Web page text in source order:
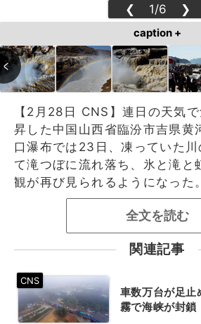
❮ 1/6 ❯
caption +
【2月28日 CNS】連日の天気
昇した中国山西省臨汾市吉県黄
口瀑布では23日、凍っていた川
て滝つぼに流れ落ち、氷と滝と
観が再び見られるようになった。
全文を読む
関連記事
車数万台が足止
霧で海峡が封鎖